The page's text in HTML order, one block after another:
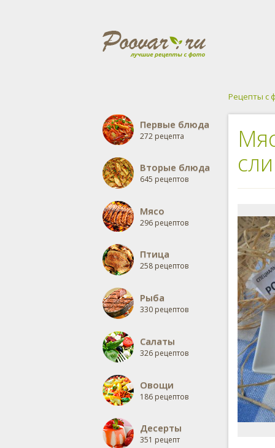
Первые блюда
272 рецепта
Вторые блюда
645 рецептов
Мясо
296 рецептов
Птица
258 рецептов
Рыба
330 рецептов
Салаты
326 рецептов
Овощи
186 рецептов
Десерты
351 рецепт
Рецепты с